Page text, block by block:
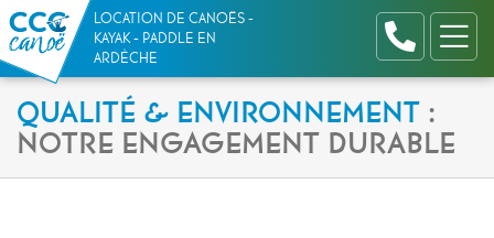
Passer
au
contenu
LOCATION DE CANOËS -
KAYAK - PADDLE EN
ARDÈCHE
QUALITÉ & ENVIRONNEMENT :
NOTRE ENGAGEMENT DURABLE
Panneau de gestion des cookies